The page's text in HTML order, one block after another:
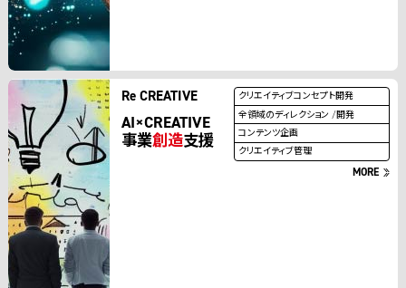
Re CREATIVE
AI×CREATIVE
事業創造支援
クリエイティブコンセプト開発
全領域のディレクション /開発
コンテンツ企画
クリエイティブ管理
MORE